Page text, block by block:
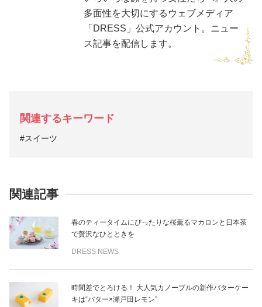
多面性を大切にするウェブメディア
「DRESS」公式アカウント。ニュー
ス記事を配信します。
関連するキーワード
#スイーツ
関連記事
春のティータイムにぴったりな桜薫るマカロンと日本茶
で贅沢なひとときを
DRESS NEWS
時間差でとろける！ 大人気カノーブルの新作バターケー
キは“バター×瀬戸田レモン”